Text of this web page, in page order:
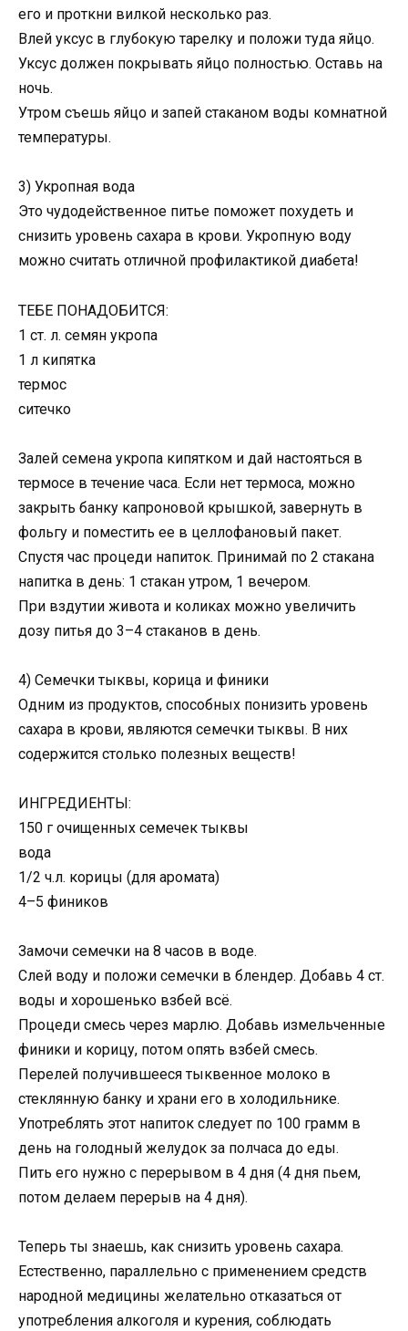
его и проткни вилкой несколько раз.
Влей уксус в глубокую тарелку и положи туда яйцо.
Уксус должен покрывать яйцо полностью. Оставь на
ночь.
Утром съешь яйцо и запей стаканом воды комнатной
температуры.
3) Укропная вода
Это чудодейственное питье поможет похудеть и
снизить уровень сахара в крови. Укропную воду
можно считать отличной профилактикой диабета!
ТЕБЕ ПОНАДОБИТСЯ:
1 ст. л. семян укропа
1 л кипятка
термос
ситечко
Залей семена укропа кипятком и дай настояться в
термосе в течение часа. Если нет термоса, можно
закрыть банку капроновой крышкой, завернуть в
фольгу и поместить ее в целлофановый пакет.
Спустя час процеди напиток. Принимай по 2 стакана
напитка в день: 1 стакан утром, 1 вечером.
При вздутии живота и коликах можно увеличить
дозу питья до 3–4 стаканов в день.
4) Семечки тыквы, корица и финики
Одним из продуктов, способных понизить уровень
сахара в крови, являются семечки тыквы. В них
содержится столько полезных веществ!
ИНГРЕДИЕНТЫ:
150 г очищенных семечек тыквы
вода
1/2 ч.л. корицы (для аромата)
4–5 фиников
Замочи семечки на 8 часов в воде.
Слей воду и положи семечки в блендер. Добавь 4 ст.
воды и хорошенько взбей всё.
Процеди смесь через марлю. Добавь измельченные
финики и корицу, потом опять взбей смесь.
Перелей получившееся тыквенное молоко в
стеклянную банку и храни его в холодильнике.
Употреблять этот напиток следует по 100 грамм в
день на голодный желудок за полчаса до еды.
Пить его нужно с перерывом в 4 дня (4 дня пьем,
потом делаем перерыв на 4 дня).
Теперь ты знаешь, как снизить уровень сахара.
Естественно, параллельно с применением средств
народной медицины желательно отказаться от
употребления алкоголя и курения, соблюдать